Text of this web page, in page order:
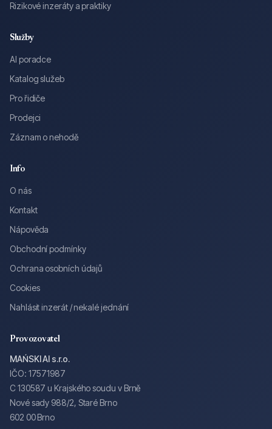
Rizikové inzeráty a praktiky
Služby
AI poradce
Katalog služeb
Pro řidiče
Prodejci
Záznam o nehodě
Info
O nás
Kontakt
Nápověda
Obchodní podmínky
Ochrana osobních údajů
Cookies
Nahlásit inzerát / nekalé jednání
Provozovatel
MAŃSKI AI s.r.o.
IČO: 17571987
C 130587 u Krajského soudu v Brně
Nové sady 988/2, Staré Brno
602 00 Brno